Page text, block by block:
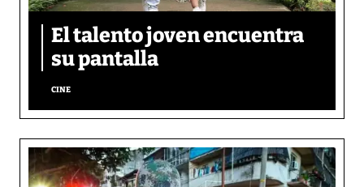
El talento joven encuentra
su pantalla​
CINE